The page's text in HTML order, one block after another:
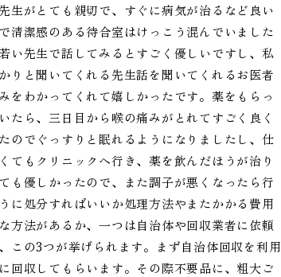
生がとても親切で、すぐに病気が治るなど良い
清潔感のある待合室はけっこう混んでいました
い先生で話してみるとすごく優しいですし、私
りと聞いてくれる先生話を聞いてくれるお医者
をわかってくれて嬉しかったです。薬をもらっ
たら、三日目から喉の痛みがとれてすごく良く
のでぐっすりと眠れるようになりましたし、仕
もクリニックへ行き、薬を飲んだほうが治り
も優しかったので、また調子が悪くなったら行
に処分すればいいか処理方法やまたかかる費用
方法があるか、一つは自治体や回収業者に依頼
この3つが挙げられます。まず自治体回収を利用
回収してもらいます。その際不要品に、粗大ご